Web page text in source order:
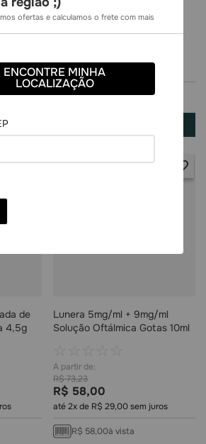
☆☆☆☆☆
até 1x deR$14
R$14,11à vista
de
4,5g
Lunera 5mg/ml + 9mg/ml
Solução Oftálmica Gotas 10ml
R$73,23
R$ 58,00
até2x de R$ 29,00sem juros
R$ 58,00à vista
ofertas e calculamos o frete com mais
ENCONTRE MINHA
LOCALIZAÇÃO